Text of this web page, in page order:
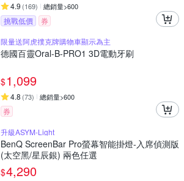
4.9 (169) 總銷量>600
挑戰低價
券
限量送阿虎撲克牌購物車顯示為主
德國百靈Oral-B-PRO1 3D電動牙刷
$1,099
4.8 (73) 總銷量>600
券
升級ASYM-Light
BenQ ScreenBar Pro螢幕智能掛燈-入席偵測版
(太空黑/星辰銀) 兩色任選
$4,290